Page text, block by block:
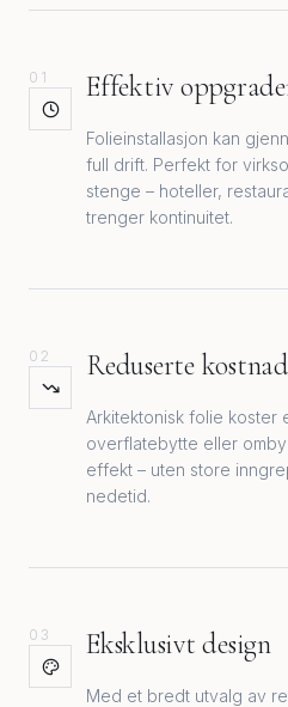
01 Effektiv
Folieinstallasjon kan
full drift. Perfekt for
stenge – hoteller,
trenger kontinuitet.
02 Reduserte
Arkitektonisk folie koster
overflatebytte eller
effekt – uten store
nedetid.
03 Eksklusivt design
Med et bredt utvalg av